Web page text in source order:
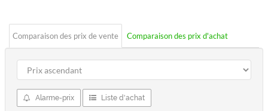
Comparaison des prix de vente Comparaison des prix d'achat
Alarme-prix Liste d'achat